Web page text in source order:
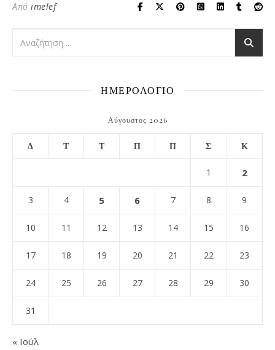
Από imelef
ΗΜΕΡΟΛΟΓΙΟ
Αύγουστος 2026
Δ Τ Τ Π Π Σ Κ
1 2
3 4 5 6 7 8 9
10 11 12 13 14 15 16
17 18 19 20 21 22 23
24 25 26 27 28 29 30
31
« Ιούλ